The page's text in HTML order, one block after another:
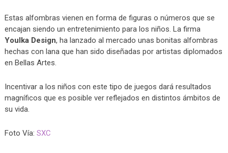
Estas alfombras vienen en forma de figuras o números que se
encajan siendo un entretenimiento para los niños. La firma
Youlka Design, ha lanzado al mercado unas bonitas alfombras
hechas con lana que han sido diseñadas por artistas diplomados
en Bellas Artes.
Incentivar a los niños con este tipo de juegos dará resultados
magníficos que es posible ver reflejados en distintos ámbitos de
su vida.
Foto Vía: SXC